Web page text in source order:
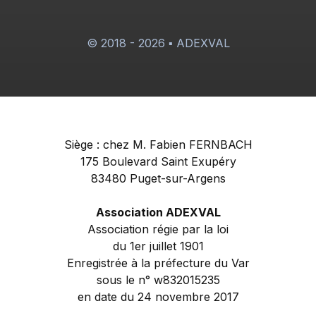
Siège : chez M. Fabien FERNBACH
175 Boulevard Saint Exupéry
83480 Puget-sur-Argens
Association ADEXVAL
Association régie par la loi
du 1er juillet 1901
Enregistrée à la préfecture du Var
sous le n° w832015235
en date du 24 novembre 2017
© 2018 - 2026 ▪ ADEXVAL